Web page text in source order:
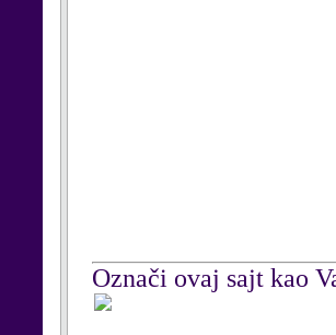
Označi ovaj sajt kao